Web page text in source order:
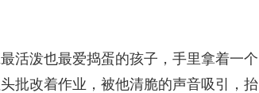
活泼也最爱捣蛋的孩子，手里拿着一个
批改着作业，被他清脆的声音吸引，抬